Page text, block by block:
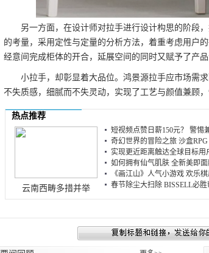
另一方面，在设计师对拉手进行设计构思的阶段，
的考量，采用定性与定量的分析方法，着重考虑用户
经意间完成柜体的开合，延展空间的同时又赋予了产品
小拉手，却彰显着大品位。鸿景源拉手应市场需求
不失质感，细腻而不失灵动，实现了工艺与颜值兼顾，
热点推荐
云南西畴多措并举
短视频点赞日薪150元？ 警惕
奇幻世界的冒险之旅 沙盒
实现更近距离触达全球目标用
如何拥有仙气肌肤 全新美即
《画江山》人气小游戏 欢乐
春节除尘大扫除 BISSELL必